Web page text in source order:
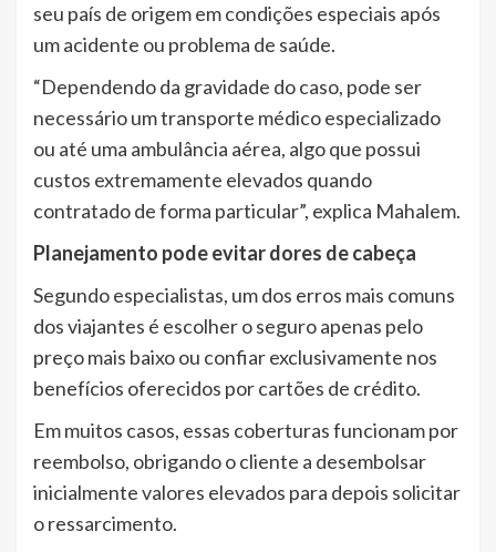
seu país de origem em condições especiais após
um acidente ou problema de saúde.
“Dependendo da gravidade do caso, pode ser
necessário um transporte médico especializado
ou até uma ambulância aérea, algo que possui
custos extremamente elevados quando
contratado de forma particular”, explica Mahalem.
Planejamento pode evitar dores de cabeça
Segundo especialistas, um dos erros mais comuns
dos viajantes é escolher o seguro apenas pelo
preço mais baixo ou confiar exclusivamente nos
benefícios oferecidos por cartões de crédito.
Em muitos casos, essas coberturas funcionam por
reembolso, obrigando o cliente a desembolsar
inicialmente valores elevados para depois solicitar
o ressarcimento.